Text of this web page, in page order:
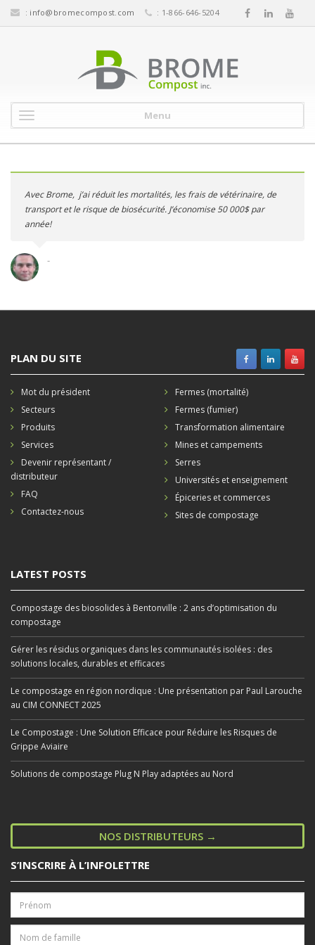
: info@bromecompost.com : 1-866-646-5204
Menu
Avec Brome, j’ai réduit les mortalités, les frais de vétérinaire, de
transport et le risque de biosécurité. J’économise 50 000$ par
année!
-
PLAN DU SITE
Mot du président
Secteurs
Produits
Services
Devenir représentant /
distributeur
FAQ
Contactez-nous
Fermes (mortalité)
Fermes (fumier)
Transformation alimentaire
Mines et campements
Serres
Universités et enseignement
Épiceries et commerces
Sites de compostage
LATEST POSTS
Compostage des biosolides à Bentonville : 2 ans d’optimisation du
compostage
Gérer les résidus organiques dans les communautés isolées : des
solutions locales, durables et efficaces
Le compostage en région nordique : Une présentation par Paul Larouche
au CIM CONNECT 2025
Le Compostage : Une Solution Efficace pour Réduire les Risques de
Grippe Aviaire
Solutions de compostage Plug N Play adaptées au Nord
NOS DISTRIBUTEURS →
S’INSCRIRE À L’INFOLETTRE